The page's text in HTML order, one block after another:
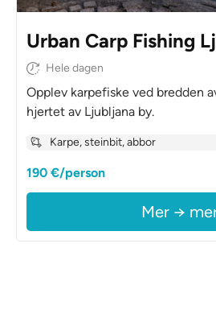
Urban Carp Fishing
Hele dagen
Opplev karpefiske ved bredden
hjertet av Ljubljana by.
Karpe, steinbit, abbor
190 €/person
Mer →